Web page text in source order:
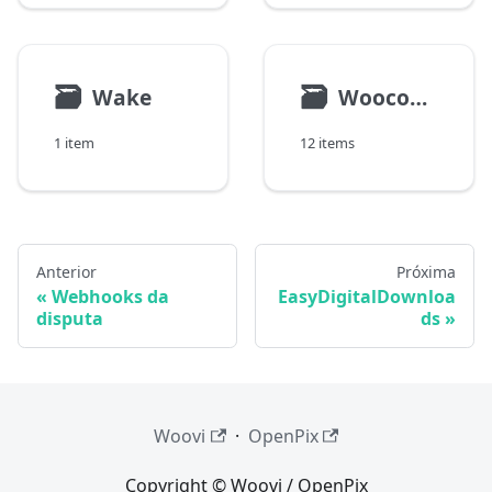
🗃 Wake
1 item
🗃 Woocommerce
12 items
Anterior
Webhooks da
disputa
Próxima
EasyDigitalDownloa
ds
Woovi · OpenPix
Copyright © Woovi / OpenPix